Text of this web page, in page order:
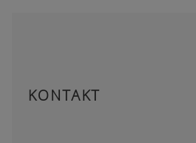
KONTAKT